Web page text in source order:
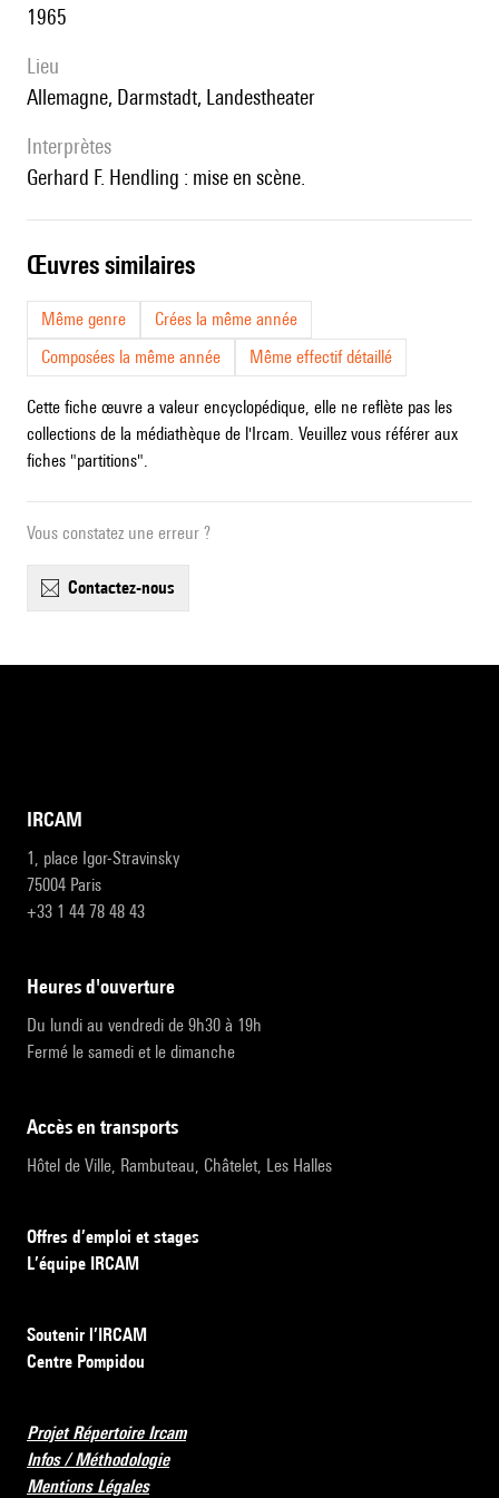
1965
lieu
Allemagne, Darmstadt, Landestheater
interprètes
Gerhard F. Hendling : mise en scène.
œuvres similaires
Même genre
Crées la même année
Composées la même année
Même effectif détaillé
Cette fiche œuvre a valeur encyclopédique, elle ne reflète pas les
collections de la médiathèque de l'Ircam. Veuillez vous référer aux
fiches "partitions".
Vous constatez une erreur ?
contactez-nous
IRCAM
1, place Igor-Stravinsky
75004 Paris
+33 1 44 78 48 43
heures d'ouverture
Du lundi au vendredi de 9h30 à 19h
Fermé le samedi et le dimanche
accès en transports
Hôtel de Ville, Rambuteau, Châtelet, Les Halles
Offres d’emploi et stages
L’équipe IRCAM
Soutenir l’IRCAM
Centre Pompidou
Projet Répertoire Ircam
Infos / Méthodologie
Mentions Légales